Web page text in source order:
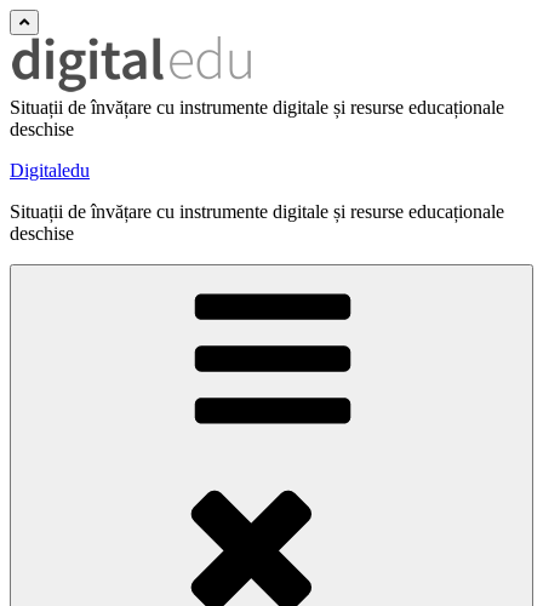
Situații de învățare cu instrumente digitale și resurse educaționale
deschise
Digitaledu
Situații de învățare cu instrumente digitale și resurse educaționale
deschise